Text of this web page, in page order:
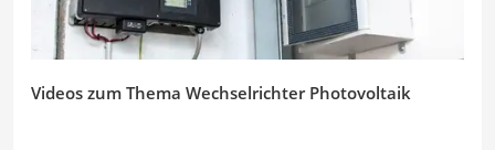
Videos zum Thema Wechselrichter Photovoltaik